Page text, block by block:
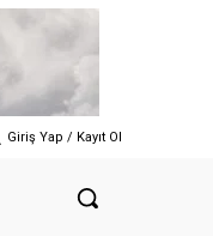
Giriş Yap / Kayıt Ol